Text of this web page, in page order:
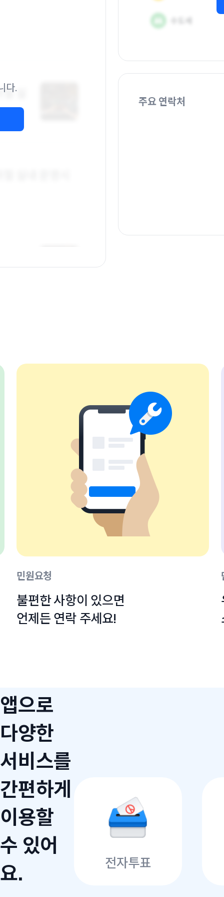
다.
주요 연락처
민원요청
불편한 사항이 있으면
언제든 연락 주세요!
앱으로
다양한
서비스를
간편하게
이용할
수 있어
요.
전자투표